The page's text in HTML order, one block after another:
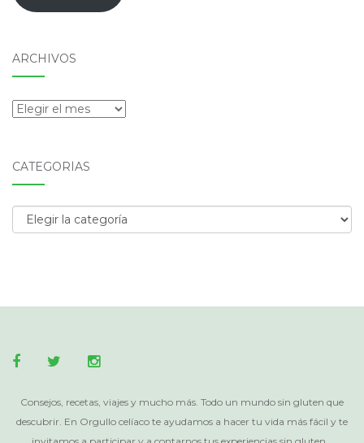
ARCHIVOS
Archivos
CATEGORÍAS
Categorías
Consejos, recetas, viajes y mucho más. Todo un mundo sin gluten que
descubrir. En Orgullo celíaco te ayudamos a hacer tu vida más fácil y te